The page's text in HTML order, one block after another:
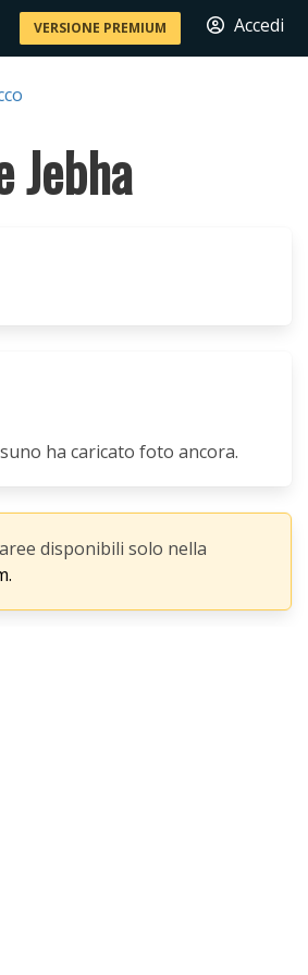
VERSIONE PREMIUM Accedi
Jebha
ha caricato foto ancora.
disponibili solo nella